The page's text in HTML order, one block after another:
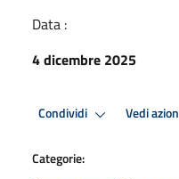
Data :
4 dicembre 2025
Condividi Vedi
Categorie: